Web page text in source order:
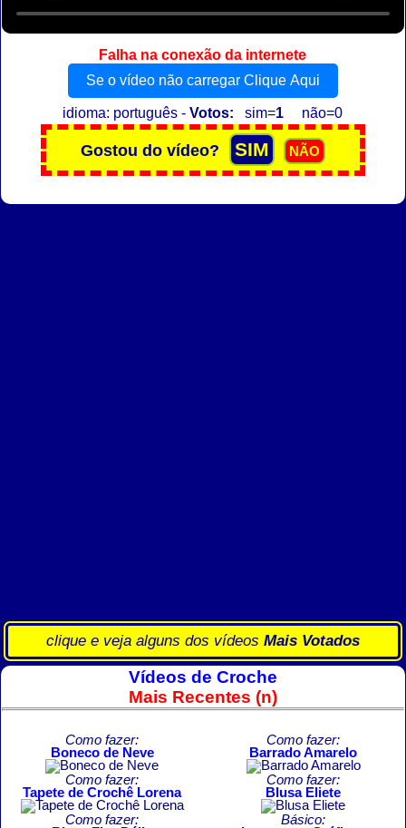
Falha na conexão da internete
Se o vídeo não carregar Clique Aqui
idioma: português -Votos: sim=1 não=0
clique e veja alguns dos vídeos Mais Votados
Vídeos de Croche
Mais Recentes (n)
Como fazer:
Boneco de Neve
Como fazer:
Barrado Amarelo
Como fazer:
Tapete de Crochê Lorena
Como fazer:
Blusa Eliete
Como fazer:
Básico: